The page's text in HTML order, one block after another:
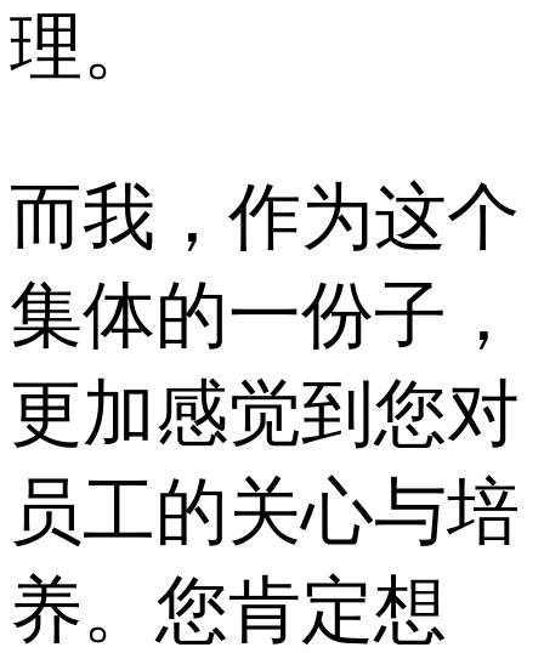
理。
而我，作为这个
集体的一份子，
更加感觉到您对
员工的关心与培
养。您肯定想